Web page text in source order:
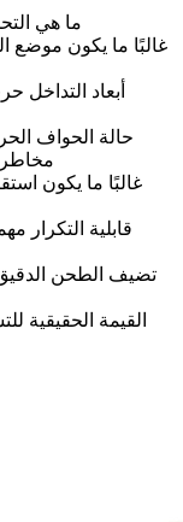
ما هي
مخاطر